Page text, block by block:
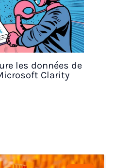
les données de
Clarity